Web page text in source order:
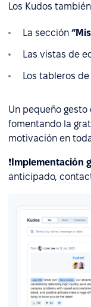
Los Kudos
La sección
Las vistas de
Los tableros
Un pequeño
fomentando la
motivación en
❗ Implementación
anticipado,